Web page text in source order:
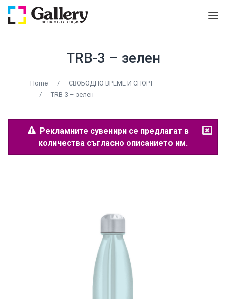
TRB-3 – зелен
Home /
СВОБОДНО ВРЕМЕ И СПОРТ
/
TRB-3 – зелен
Рекламните сувенири се предлагат в
количества съгласно описанието им.